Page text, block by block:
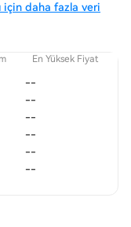
için daha fazla veri
En Yüksek Fiyat
--
--
--
--
--
--